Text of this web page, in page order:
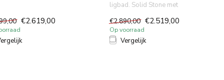
€2.619,00
ligbad. Solid Stone met
mineraal gegoten.Niet Acryl
,Puu...
€2.890,00 €2.519,00
Op voorraad
Vergelijk